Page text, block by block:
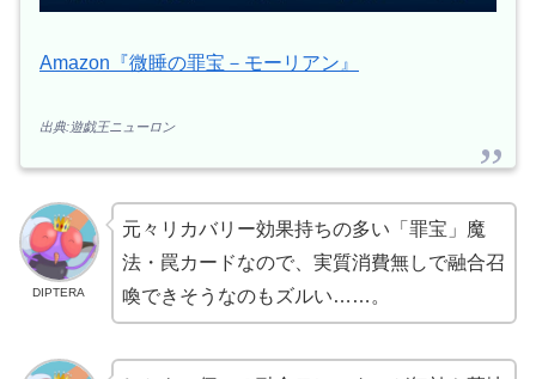
Amazon『微睡の罪宝－モーリアン』
出典:遊戯王ニューロン
DIPTERA
元々リカバリー効果持ちの多い「罪宝」魔
法・罠カードなので、実質消費無しで融合召
喚できそうなのもズルい……。